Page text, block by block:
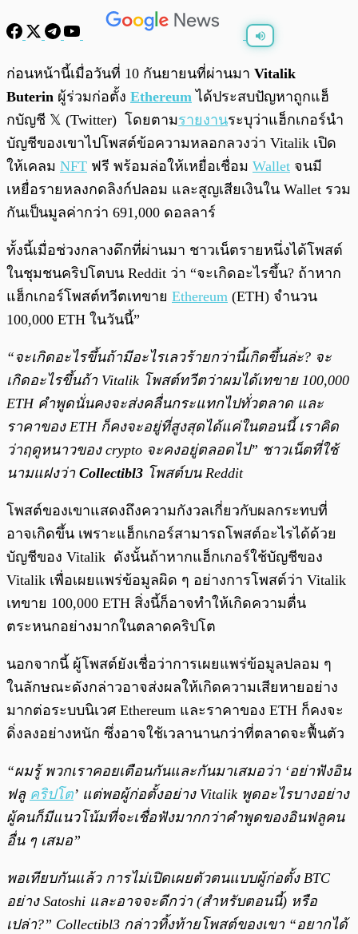
พร้อมเล่น
ก่อนหน้านี้เมื่อวันที่ 10 กันยายนที่ผ่านมา Vitalik
Buterin ผู้ร่วมก่อตั้ง Ethereum ได้ประสบปัญหาถูกแฮ็
กบัญชี 𝕏 (Twitter) โดยตามรายงานระบุว่าแฮ็กเกอร์นำ
บัญชีของเขาไปโพสต์ข้อความหลอกลวงว่า Vitalik เปิด
ให้เคลม NFT ฟรี พร้อมล่อให้เหยื่อเชื่อม Wallet จนมี
เหยื่อรายหลงกดลิงก์ปลอม และสูญเสียเงินใน Wallet รวม
กันเป็นมูลค่ากว่า 691,000 ดอลลาร์
ทั้งนี้เมื่อช่วงกลางดึกที่ผ่านมา ชาวเน็ตรายหนึ่งได้โพสต์
ในชุมชนคริปโตบน Reddit ว่า “จะเกิดอะไรขึ้น? ถ้าหาก
แฮ็กเกอร์โพสต์ทวีตเทขาย Ethereum (ETH) จำนวน
100,000 ETH ในวันนี้”
“จะเกิดอะไรขึ้นถ้ามีอะไรเลวร้ายกว่านี้เกิดขึ้นล่ะ? จะ
เกิดอะไรขึ้นถ้า Vitalik โพสต์ทวีตว่าผมได้เทขาย 100,000
ETH คำพูดนั่นคงจะส่งคลื่นกระแทกไปทั่วตลาด และ
ราคาของ ETH ก็คงจะอยู่ที่สูงสุดได้แค่ในตอนนี้ เราคิด
ว่าฤดูหนาวของ crypto จะคงอยู่ตลอดไป” ชาวเน็ตที่ใช้
นามแฝงว่า Collectibl3 โพสต์บน Reddit
โพสต์ของเขาแสดงถึงความกังวลเกี่ยวกับผลกระทบที่
อาจเกิดขึ้น เพราะแฮ็กเกอร์สามารถโพสต์อะไรได้ด้วย
บัญชีของ Vitalik ดังนั้นถ้าหากแฮ็กเกอร์ใช้บัญชีของ
Vitalik เพื่อเผยแพร่ข้อมูลผิด ๆ อย่างการโพสต์ว่า Vitalik
เทขาย 100,000 ETH สิ่งนี้ก็อาจทำให้เกิดความตื่น
ตระหนกอย่างมากในตลาดคริปโต
นอกจากนี้ ผู้โพสต์ยังเชื่อว่าการเผยแพร่ข้อมูลปลอม ๆ
ในลักษณะดังกล่าวอาจส่งผลให้เกิดความเสียหายอย่าง
มากต่อระบบนิเวศ Ethereum และราคาของ ETH ก็คงจะ
ดิ่งลงอย่างหนัก ซึ่งอาจใช้เวลานานกว่าที่ตลาดจะฟื้นตัว
“ผมรู้ พวกเราคอยเตือนกันและกันมาเสมอว่า ‘อย่าฟังอิน
ฟลู คริปโต’ แต่พอผู้ก่อตั้งอย่าง Vitalik พูดอะไรบางอย่าง
ผู้คนก็มีแนวโน้มที่จะเชื่อฟังมากกว่าคำพูดของอินฟลูคน
อื่น ๆ เสมอ”
พอเทียบกันแล้ว การไม่เปิดเผยตัวตนแบบผู้ก่อตั้ง BTC
อย่าง Satoshi และอาจจะดีกว่า (สำหรับตอนนี้) หรือ
เปล่า?” Collectibl3 กล่าวทิ้งท้ายโพสต์ของเขา “อยากได้